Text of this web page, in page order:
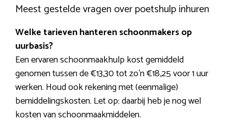
Meest gestelde vragen over poetshulp inhuren
Welke tarieven hanteren schoonmakers op
uurbasis?
Een ervaren schoonmaakhulp kost gemiddeld
genomen tussen de €13,30 tot zo’n €18,25 voor 1 uur
werken. Houd ook rekening met (eenmalige)
bemiddelingskosten. Let op: daarbij heb je nog wel
kosten van schoonmaakmiddelen.